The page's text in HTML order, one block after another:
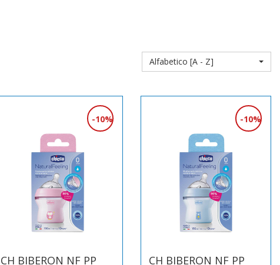
Alfabetico [A - Z]
CH BIBERON NF PP
10%
CH BIBERON NF PP
10%